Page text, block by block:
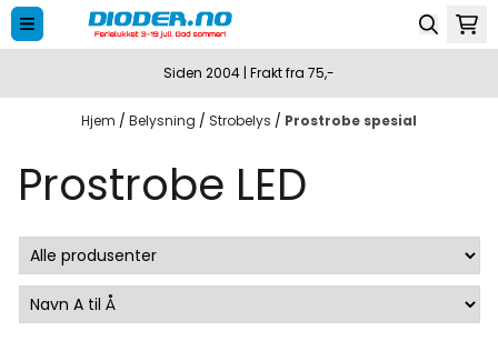
Hopp til innhold
Siden 2004 | Frakt fra 75,-
Hjem / Belysning / Strobelys / Prostrobe spesial
Prostrobe LED